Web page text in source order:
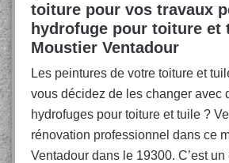
toiture pour vos travaux
hydrofuge pour toiture et
Moustier Ventadour
Les peintures de votre toiture et
vous décidez de les changer avec
hydrofuges pour toiture et tuile ?
rénovation professionnel dans ce
Ventadour dans le 19300. C’est